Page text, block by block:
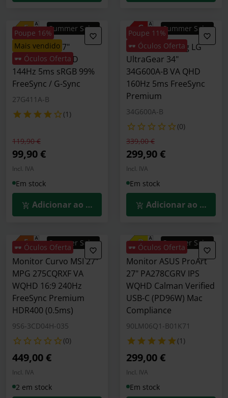
Poupe 16%
mais vendido
🕶️ Óculos Oferta
Summer Sales
Monitor LG 27"
27G411A IPS FHD
144Hz 5ms sRGB 99%
FreeSync / G-Sync
27G411A-B
(1)
Preço reduzido de
119,90 €para
99,90 €
Incl. IVA
Em stock
Adicionar ao Carrinho
Poupe 11%
🕶️ Óculos Oferta
Summer Sales
Monitor Gaming LG
UltraGear 34"
34G600A-B VA QHD
160Hz 5ms FreeSync
Premium
34G600A-B
(0)
Preço reduzido de
339,00 €para
299,90 €
Incl. IVA
Em stock
Adicionar ao
🕶️ Óculos OfertaSummer Sales
Monitor Curvo MSI 27"
MPG 275CQRXF VA
WQHD 16:9 240Hz
FreeSync Premium
HDR400 (0.5ms)
9S6-3CD04H-035
(0)
449,00 €
Incl. IVA
2 em stock
🕶️ Óculos OfertaSummer Sales
Monitor ASUS ProArt
27" PA278CGRV IPS
WQHD Calman Verified
USB-C (PD96W) Mac
Compliance
90LM06Q1-B01K71
(1)
299,00 €
Incl. IVA
Em stock